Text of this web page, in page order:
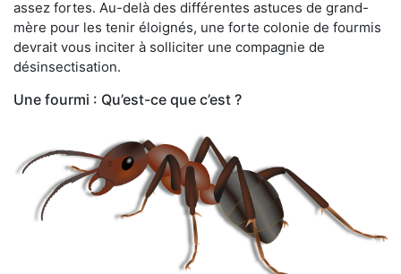
assez fortes. Au-delà des différentes astuces de grand-
mère pour les tenir éloignés, une forte colonie de fourmis
devrait vous inciter à solliciter une compagnie de
désinsectisation.
Une fourmi : Qu’est-ce que c’est ?